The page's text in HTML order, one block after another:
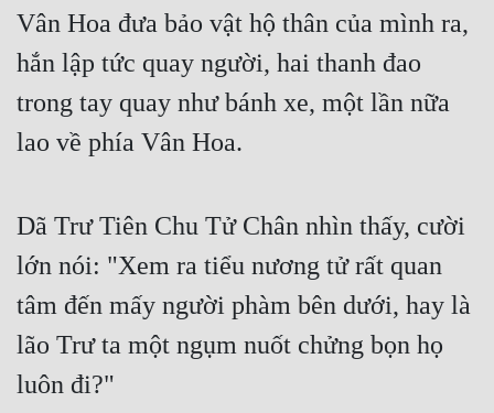
Mỹ Thực
Ngôn Tình
Ngược
Phản Phái
Quan Trường
Vân Hoa đưa bảo vật hộ thân của mình ra,
hắn lập tức quay người, hai thanh đao
trong tay quay như bánh xe, một lần nữa
lao về phía Vân Hoa.
Dã Trư Tiên Chu Tử Chân nhìn thấy, cười
lớn nói: "Xem ra tiểu nương tử rất quan
tâm đến mấy người phàm bên dưới, hay là
lão Trư ta một ngụm nuốt chửng bọn họ
luôn đi?"